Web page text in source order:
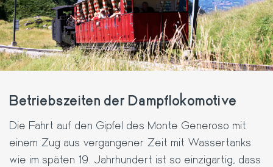
Betriebszeiten der Dampflokomotive
Die Fahrt auf den Gipfel des Monte Generoso mit
einem Zug aus vergangener Zeit mit Wassertanks
wie im späten 19. Jahrhundert ist so einzigartig, dass